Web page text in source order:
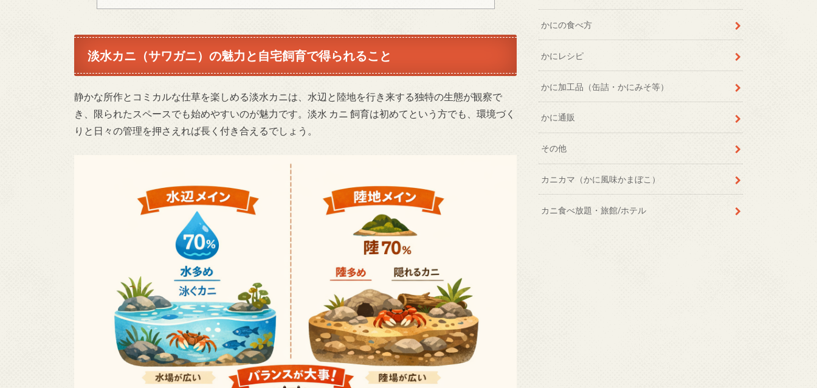
淡水カニ（サワガニ）の魅力と自宅飼育で得られること
静かな所作とコミカルな仕草を楽しめる淡水カニは、水辺と陸地を行き来する独特の生態が観察で
き、限られたスペースでも始めやすいのが魅力です。淡水 カニ 飼育は初めてという方でも、環境づく
りと日々の管理を押さえれば長く付き合えるでしょう。
かにの食べ方
かにレシピ
かに加工品（缶詰・かにみそ等）
かに通販
その他
カニカマ（かに風味かまぼこ）
カニ食べ放題・旅館/ホテル